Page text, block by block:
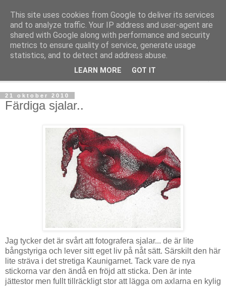
mönsterlöst
virkning och stickning maskor och varv, mönsterlöst
21 oktober 2010
Färdiga sjalar..
Jag tycker det är svårt att fotografera sjalar... de är lite
bångstyriga och lever sitt eget liv på nåt sätt. Särskilt den här
lite sträva i det stretiga Kaunigarnet. Tack vare de nya
stickorna var den ändå en fröjd att sticka. Den är inte
jättestor men fullt tillräckligt stor att lägga om axlarna en kylig
This site uses cookies from Google to deliver its services
and to analyze traffic. Your IP address and user-agent are
shared with Google along with performance and security
metrics to ensure quality of service, generate usage
statistics, and to detect and address abuse.
LEARN MORE GOT IT